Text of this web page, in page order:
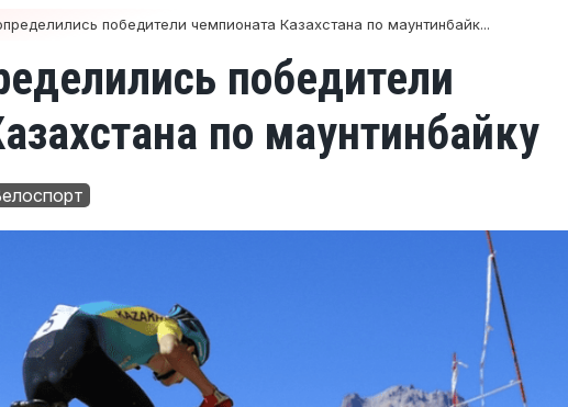
победители чемпионата Казахстана по маунтинбайк...
победители
по маунтинбайку